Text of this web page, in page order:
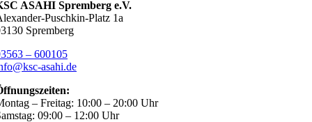
ASAHI Spremberg e.V.
Puschkin-Platz 1a
Spremberg
– 600105
asahi.de
– Freitag: 10:00 – 20:00 Uhr
09:00 – 12:00 Uhr